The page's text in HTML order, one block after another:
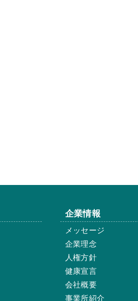
企業情報
メッセージ
企業理念
人権方針
健康宣言
会社概要
事業所紹介